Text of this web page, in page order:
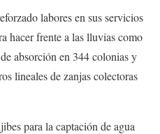
labores en sus servicios
hacer frente a las lluvias como
absorción en 344 colonias y
lineales de zanjas colectoras
para la captación de agua